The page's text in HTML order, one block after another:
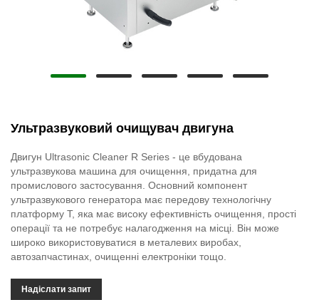
Ультразвуковий очищувач двигуна
Двигун Ultrasonic Cleaner R Series - це вбудована
ультразвукова машина для очищення, придатна для
промислового застосування. Основний компонент
ультразвукового генератора має передову технологічну
платформу T, яка має високу ефективність очищення, прості
операції та не потребує налагодження на місці. Він може
широко використовуватися в металевих виробах,
автозапчастинах, очищенні електроніки тощо.
Надіслати запит